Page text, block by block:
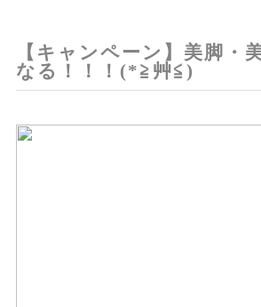
【キャンペーン】美脚・
なる！！！(*≧艸≦)